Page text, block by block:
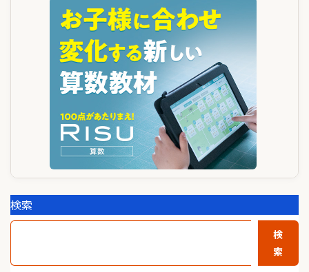
検索
検
索